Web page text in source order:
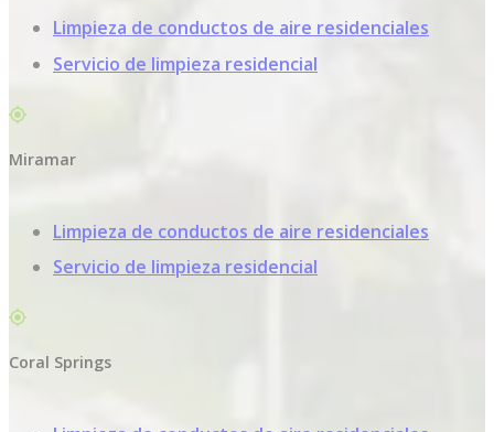
Limpieza de conductos de aire residenciales
Servicio de limpieza residencial
Miramar
Limpieza de conductos de aire residenciales
Servicio de limpieza residencial
Coral Springs